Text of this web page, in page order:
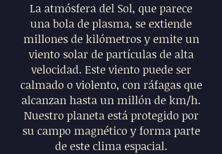
La atmósfera del Sol, que parece
una bola de plasma, se extiende
millones de kilómetros y emite un
viento solar de partículas de alta
velocidad. Este viento puede ser
calmado o violento, con ráfagas que
alcanzan hasta un millón de km/h.
Nuestro planeta está protegido por
su campo magnético y forma parte
de este clima espacial.